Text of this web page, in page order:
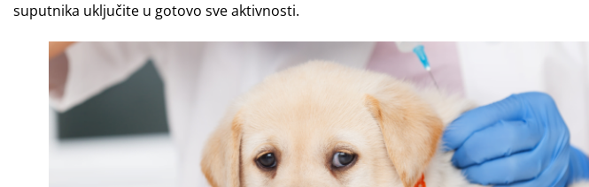
suputnika uključite u gotovo sve aktivnosti.